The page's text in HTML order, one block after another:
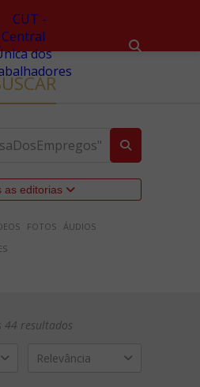
as editorias
FOTOS ÁUDIOS
44 resultados
Relevância